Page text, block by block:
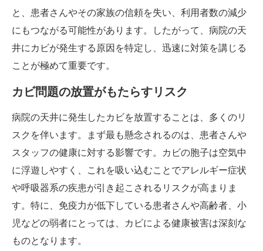
と、患者さんやその家族の信頼を失い、利用者数の減少
にもつながる可能性があります。したがって、病院の天
井にカビが発生する原因を特定し、迅速に対策を講じる
ことが極めて重要です。
カビ問題の放置がもたらすリスク
病院の天井に発生したカビを放置することは、多くのリ
スクを伴います。まず最も懸念されるのは、患者さんや
スタッフの健康に対する影響です。カビの胞子は空気中
に浮遊しやすく、これを吸い込むことでアレルギー症状
や呼吸器系の疾患が引き起こされるリスクが高まりま
す。特に、免疫力が低下している患者さんや高齢者、小
児などの弱者にとっては、カビによる健康被害は深刻な
ものとなります。